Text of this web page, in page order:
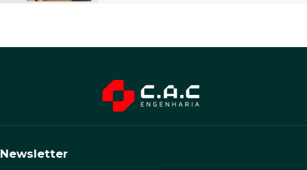
Newsletter